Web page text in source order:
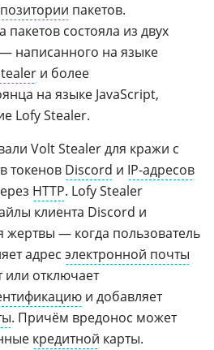
пакетов.
пакетов состояла из двух
написанного на языке
и более
на языке JavaScript,
Lofy Stealer.
Volt Stealer для кражи с
токенов Discord и IP-адресов
HTTP. Lofy Stealer
клиента Discord и
жертвы — когда пользователь
адрес электронной почты
или отключает
и добавляет
. Причём вредонос может
кредитной карты.